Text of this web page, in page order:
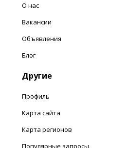
О нас
Вакансии
Объявления
Блог
Другие
Профиль
Карта сайта
Карта регионов
Популярные запросы